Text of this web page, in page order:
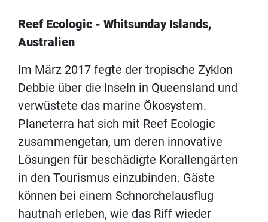
Reef Ecologic - Whitsunday Islands,
Australien
Im März 2017 fegte der tropische Zyklon
Debbie über die Inseln in Queensland und
verwüstete das marine Ökosystem.
Planeterra hat sich mit Reef Ecologic
zusammengetan, um deren innovative
Lösungen für beschädigte Korallengärten
in den Tourismus einzubinden. Gäste
können bei einem Schnorchelausflug
hautnah erleben, wie das Riff wieder